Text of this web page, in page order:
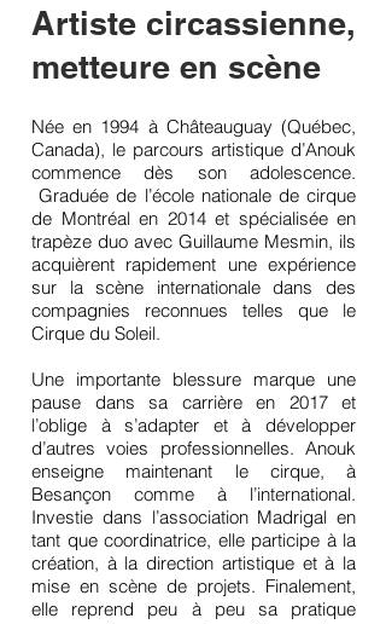
Artiste circassienne,
metteure en scène
Née en 1994 à Châteauguay (Québec,
Canada), le parcours artistique d’Anouk
commence dès son adolescence.
Graduée de l’école nationale de cirque
de Montréal en 2014 et spécialisée en
trapèze duo avec Guillaume Mesmin, ils
acquièrent rapidement une expérience
sur la scène internationale dans des
compagnies reconnues telles que le
Cirque du Soleil.
Une importante blessure marque une
pause dans sa carrière en 2017 et
l’oblige à s’adapter et à développer
d’autres voies professionnelles. Anouk
enseigne maintenant le cirque, à
Besançon comme à l’international.
Investie dans l’association Madrigal en
tant que coordinatrice, elle participe à la
création, à la direction artistique et à la
mise en scène de projets. Finalement,
elle reprend peu à peu sa pratique